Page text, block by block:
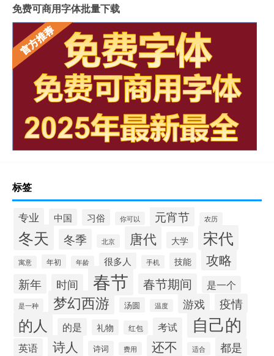
免费可商用字体批量下载
标签
专业 中国 习俗 你可以 元宵节 农历
冬天 冬季 北京 唐代 大学 宋代
寓意 年初 年龄 很多人 手机 技能 攻略
新年 时间 春节 春节期间 是一个
是一种 梦幻西游 汤圆 温度 游戏 疫情
的人 的是 礼物 红包 考试 自己的
英语 诗人 诗词 费用 还不 适合 都是